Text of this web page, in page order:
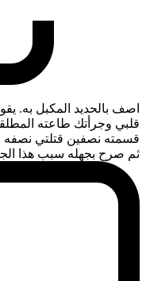
اصف بالحديد المكبل به.
قلبي وجرأتك طاعته
قسمته نصفين قتلتي نصفه
ثم صرح بجهله سبب هذا